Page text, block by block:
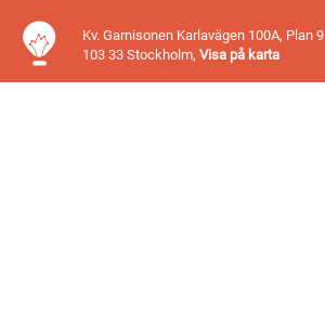
Kv. Garnisonen Karlavägen 100A, Plan 9
103 33 Stockholm, Visa på karta